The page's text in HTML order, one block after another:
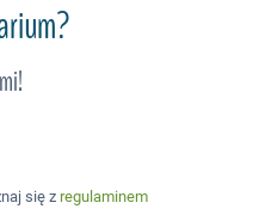
się z regulaminem